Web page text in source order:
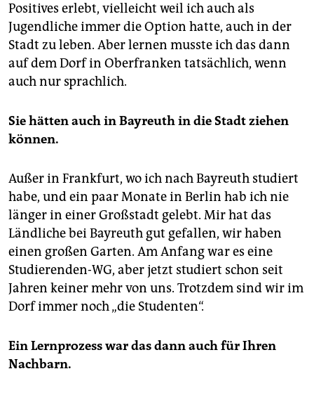
Positives erlebt, vielleicht weil ich auch als
Jugendliche immer die Option hatte, auch in der
Stadt zu leben. Aber lernen musste ich das dann
auf dem Dorf in Oberfranken tatsächlich, wenn
auch nur sprachlich.
Sie hätten auch in Bayreuth in die Stadt ziehen
können.
Außer in Frankfurt, wo ich nach Bayreuth studiert
habe, und ein paar Monate in Berlin hab ich nie
länger in einer Großstadt gelebt. Mir hat das
Ländliche bei Bayreuth gut gefallen, wir haben
einen großen Garten. Am Anfang war es eine
Studierenden-WG, aber jetzt studiert schon seit
Jahren keiner mehr von uns. Trotzdem sind wir im
Dorf immer noch „die Studenten“.
Ein Lernprozess war das dann auch für Ihren
Nachbarn.